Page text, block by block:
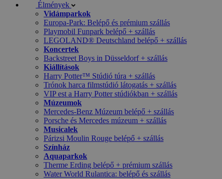
Élmények
Vidámparkok
Europa-Park: Belépő és prémium szállás
Playmobil Funpark belépő + szállás
LEGOLAND® Deutschland belépő + szállás
Koncertek
Backstreet Boys in Düsseldorf + szállás
Kiállítások
Harry Potter™ Stúdió túra + szállás
Trónok harca filmstúdió látogatás + szállás
VIP est a Harry Potter stúdiókban + szállás
Múzeumok
Mercedes-Benz Múzeum belépő + szállás
Porsche és Mercedes múzeum + szállás
Musicalek
Párizsi Moulin Rouge belépő + szállás
Színház
Aquaparkok
Therme Erding belépő + prémium szállás
Water World Rulantica: belépő és szállás